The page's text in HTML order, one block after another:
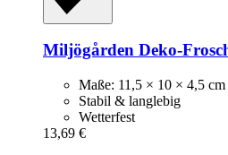
Miljögården Deko-​
Maße: 11,5 × 10 × 4,5 cm
Stabil & langlebig
Wetterfest
13,69 €